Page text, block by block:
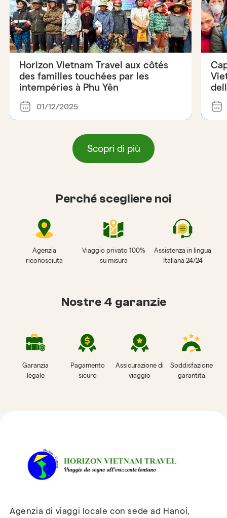
Horizon Vietnam Travel aux côtés
des familles touchées par les
intempéries à Phu Yên
01/12/2025
Scopri di più
Perché scegliere noi
Agenzia
riconosciuta
Viaggio privato 100%
su misura
Assistenza in lingua
Italiana 24/24
Nostre 4 garanzie
Garanzia
legale
Pagamento
sicuro
Assicurazione di
viaggio
Soddisfazione
garantita
Vietnam Travel
Agenzia di viaggi locale con sede ad Hanoi,